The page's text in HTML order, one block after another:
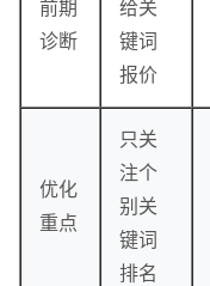
前期
诊断
给关
键词
报价
优化
重点
只关
注个
别关
键词
排名
联系电话